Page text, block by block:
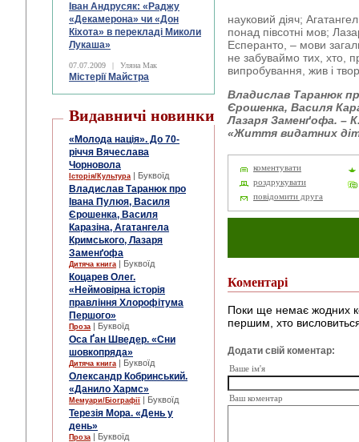
Іван Андрусяк: «Раджу
«Декамерона» чи «Дон
Кіхота» в перекладі Миколи
Лукаша»
07.07.2009 | Уляна Мак
Містерії Майстра
Видавничі новинки
«Молода нація». До 70-
річчя Вячеслава
Чорновола
Історія/Культура | Буквоїд
Владислав Таранюк про
Івана Пулюя, Василя
Єрошенка, Василя
Каразіна, Агатангела
Кримського, Лазаря
Заменґофа
Дитяча книга | Буквоїд
Коцарев Олег.
«Неймовірна історія
правління Хлорофітума
Першого»
Проза | Буквоїд
Оса Ґан Шведер. «Сни
шовкопряда»
Дитяча книга | Буквоїд
Олександр Кобринський.
«Данило Хармс»
Мемуари/Біографії | Буквоїд
Терезія Мора. «День у
день»
Проза | Буквоїд
науковий діяч;
понад півсотні мов;
Есперанто, – мови
не забуваймо тих, хто,
випробування, жив і
Владислав Таранюк
Єрошенка, Василя
Лазаря Заменґофа. –
«Життя видатних
коментувати
роздрукувати
повідомити друга
Коментарі
Поки ще немає жодних
першим, хто
Додати свій коментар:
Ваше ім'я
Ваш коментар